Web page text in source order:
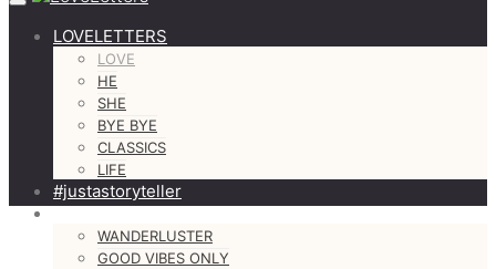
LOVELETTERS
LOVE
HE
SHE
BYE BYE
CLASSICS
LIFE
#justastoryteller
MORE
WANDERLUSTER
GOOD VIBES ONLY